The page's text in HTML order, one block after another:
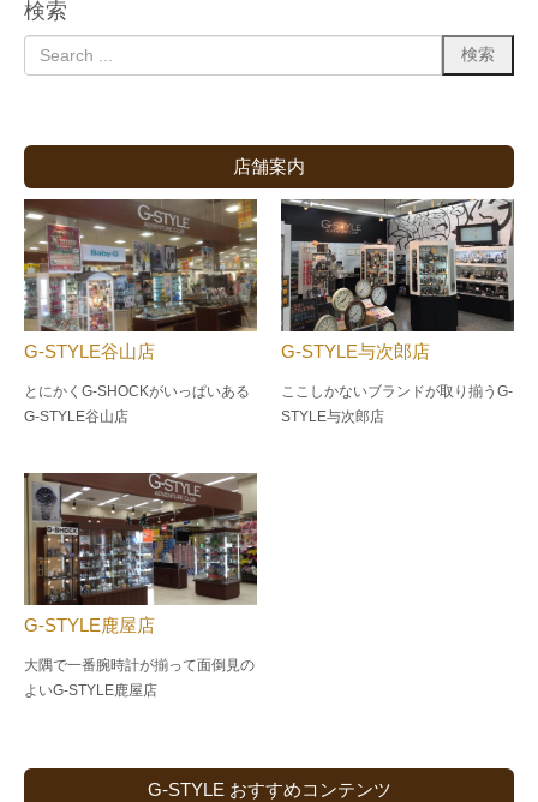
検索
店舗案内
G-STYLE谷山店
とにかくG-SHOCKがいっぱいある
G-STYLE谷山店
G-STYLE与次郎店
ここしかないブランドが取り揃うG-
STYLE与次郎店
G-STYLE鹿屋店
大隅で一番腕時計が揃って面倒見の
よいG-STYLE鹿屋店
G-STYLE おすすめコンテンツ